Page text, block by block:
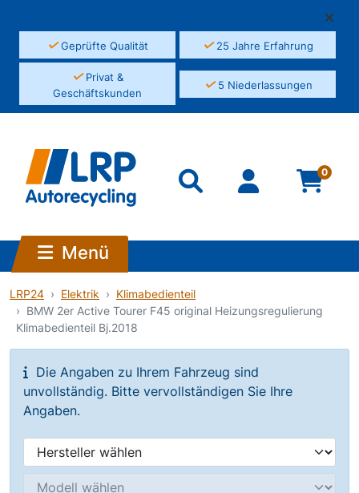
✓Geprüfte Qualität ✓25 Jahre Erfahrung
✓Privat &
Geschäftskunden
✓5 Niederlassungen
0
Menü
LRP24 Elektrik
Klimabedienteil
BMW 2er Active Tourer F45 original Heizungsregulierung
Klimabedienteil Bj.2018
Die Angaben zu Ihrem Fahrzeug sind
unvollständig. Bitte vervollständigen Sie Ihre
Angaben.